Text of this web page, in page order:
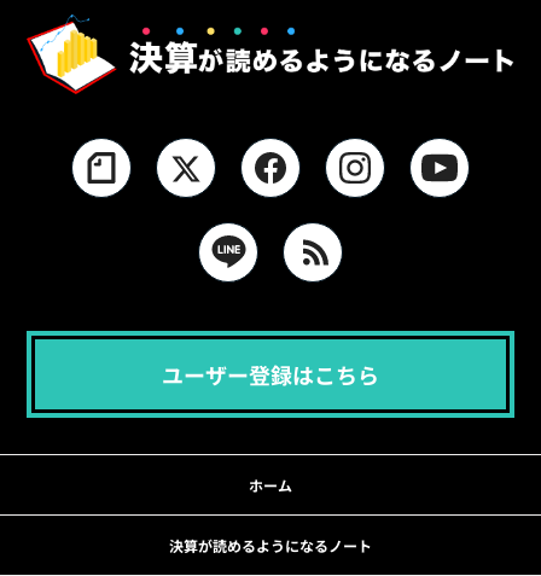
ユーザー登録はこちら
ホーム
決算が読めるようになるノート